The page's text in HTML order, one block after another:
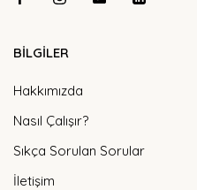
BİLGİLER
Hakkımızda
Nasıl Çalışır?
Sıkça Sorulan Sorular
İletişim